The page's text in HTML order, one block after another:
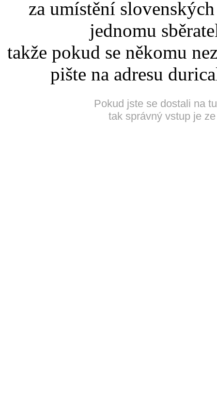
za umístění
jednomu
takže pokud se někomu
pište na adresu
Pokud jste se dostali na
tak správný vstup je